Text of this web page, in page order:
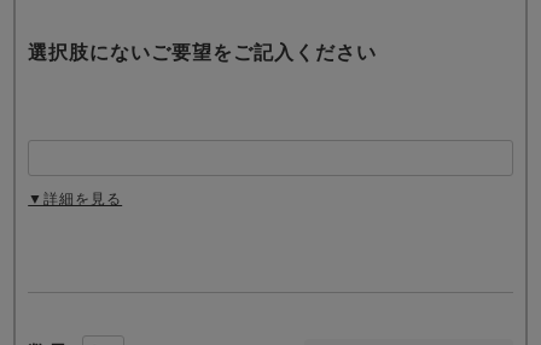
選択肢にないご要望をご記入ください
▼詳細を見る